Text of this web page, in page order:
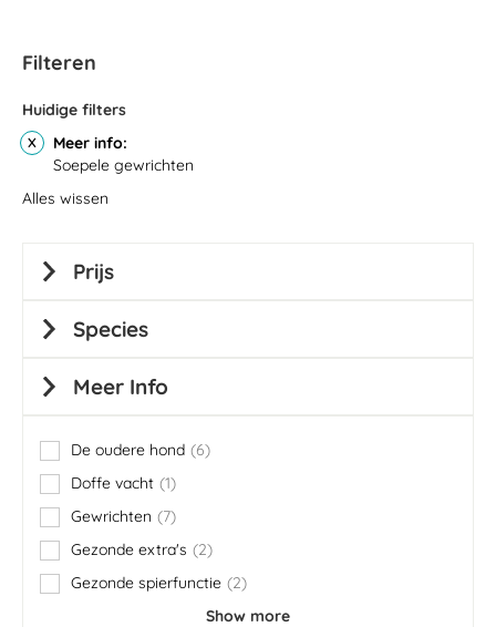
Filteren
Huidige filters
Meer info
Soepele gewrichten
Alles wissen
Prijs
Species
Meer Info
De oudere hond 6
items
Doffe vacht 1
item
Gewrichten
7
items
Gezonde extra's
2
items
Gezonde spierfunctie
2
items
Show more